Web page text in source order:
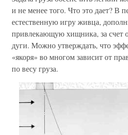
и не менее того. Что это дает? В
естественную игру живца,
привлекающую хищника, за счет
дуги. Можно утверждать, что
«якоря» во многом зависит от
по весу груза.